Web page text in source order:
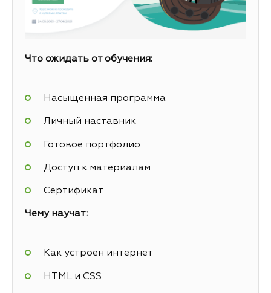
Что ожидать от обучения:
Насыщенная программа
Личный наставник
Готовое портфолио
Доступ к материалам
Сертификат
Чему научат:
Как устроен интернет
HTML и CSS